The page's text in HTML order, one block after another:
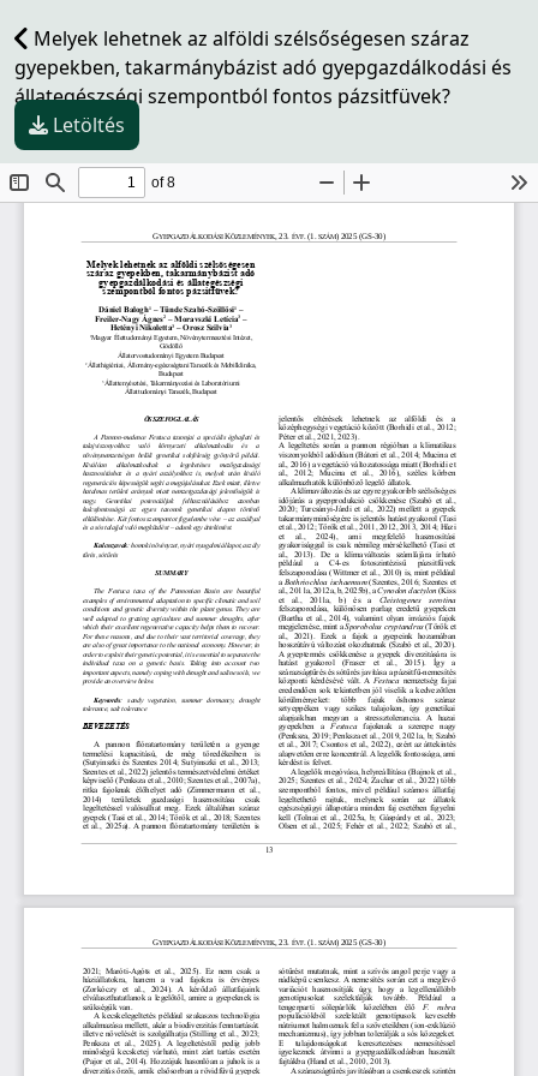
Melyek lehetnek az alföldi szélsőségesen száraz
gyepekben, takarmánybázist adó gyepgazdálkodási és
állategészségi szempontból fontos pázsitfüvek?
Letöltés